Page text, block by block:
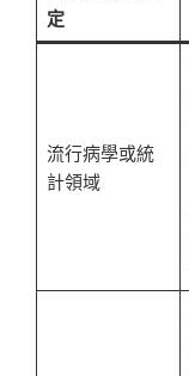
定
流行病學或統
計領域